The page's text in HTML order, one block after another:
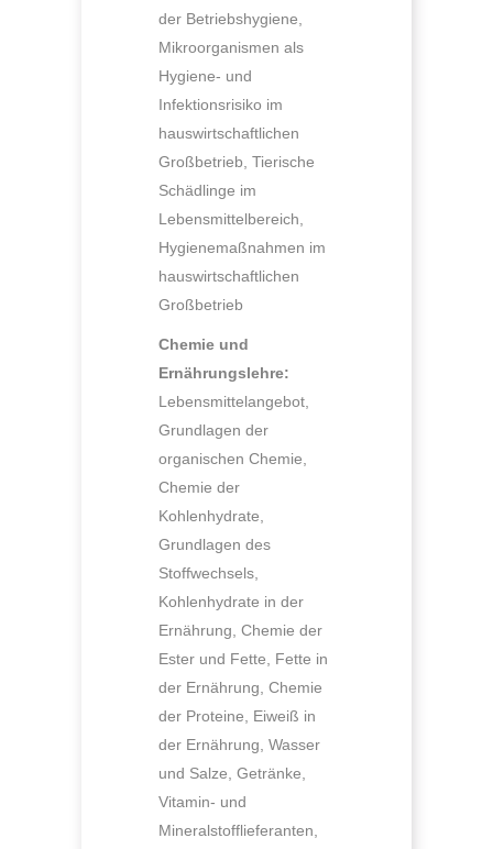
der Betriebshygiene,
Mikroorganismen als
Hygiene- und
Infektionsrisiko im
hauswirtschaftlichen
Großbetrieb, Tierische
Schädlinge im
Lebensmittelbereich,
Hygienemaßnahmen im
hauswirtschaftlichen
Großbetrieb
Chemie und
Ernährungslehre:
Lebensmittelangebot,
Grundlagen der
organischen Chemie,
Chemie der
Kohlenhydrate,
Grundlagen des
Stoffwechsels,
Kohlenhydrate in der
Ernährung, Chemie der
Ester und Fette, Fette in
der Ernährung, Chemie
der Proteine, Eiweiß in
der Ernährung, Wasser
und Salze, Getränke,
Vitamin- und
Mineralstofflieferanten,